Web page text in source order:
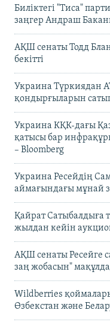
Биліктегі "Тиса"
заңгер Андраш
АҚШ сенаты Тодд
бекітті
Украина Түркиядан
қондырғыларын
Украина КҚК-дағы
қатысы бар
– Bloomberg
Украина Ресейдің
аймағындағы мұнай
Қайрат Сатыбалдыға
жылдан кейін
АҚШ сенаты Ресейге
заң жобасын"
Wildberries
Өзбекстан және